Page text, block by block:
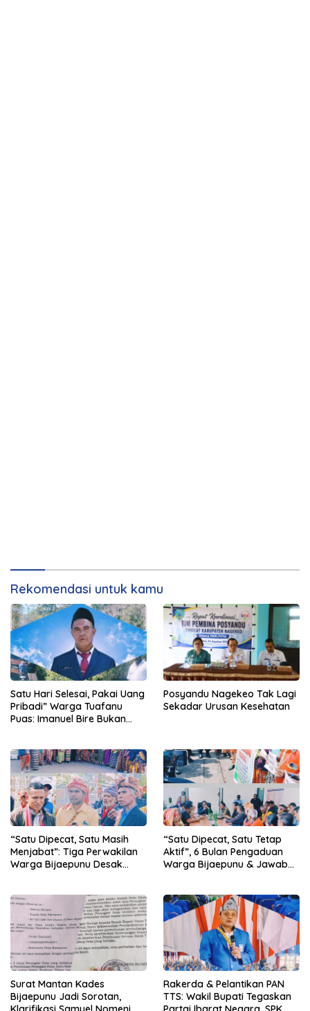
Rekomendasi untuk kamu
Satu Hari Selesai, Pakai Uang
Pribadi” Warga Tuafanu
Puas: Imanuel Bire Bukan
Posyandu Nagekeo Tak Lagi
Sekadar Urusan Kesehatan
“Satu Dipecat, Satu Masih
Menjabat”: Tiga Perwakilan
Warga Bijaepunu Desak
“Satu Dipecat, Satu Tetap
Aktif”, 6 Bulan Pengaduan
Warga Bijaepunu & Jawaban
Surat Mantan Kades
Bijaepunu Jadi Sorotan,
Rakerda & Pelantikan PAN
TTS: Wakil Bupati Tegaskan